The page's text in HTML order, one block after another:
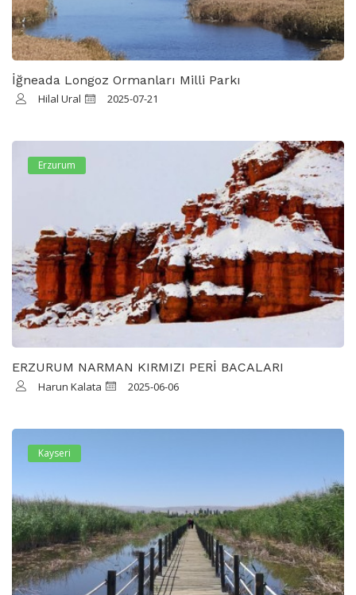
İğneada Longoz Ormanları Milli Parkı
Hilal Ural 2025-07-21
Erzurum
ERZURUM NARMAN KIRMIZI PERİ BACALARI
Harun Kalata 2025-06-06
Kayseri